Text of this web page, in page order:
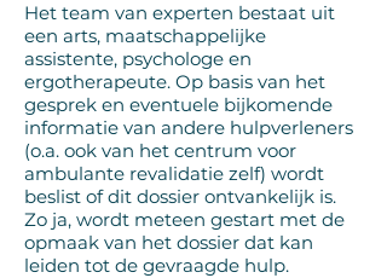
Het team van experten bestaat uit
een arts, maatschappelijke
assistente, psychologe en
ergotherapeute. Op basis van het
gesprek en eventuele bijkomende
informatie van andere hulpverleners
(o.a. ook van het centrum voor
ambulante revalidatie zelf) wordt
beslist of dit dossier ontvankelijk is.
Zo ja, wordt meteen gestart met de
opmaak van het dossier dat kan
leiden tot de gevraagde hulp.